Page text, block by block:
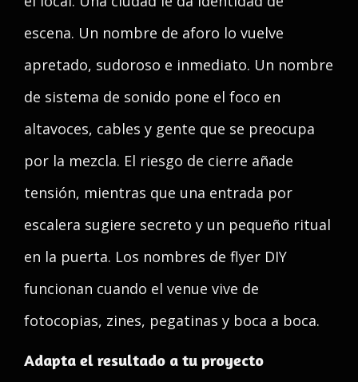
escena. Un nombre de aforo lo vuelve
apretado, sudoroso e inmediato. Un nombre
de sistema de sonido pone el foco en
altavoces, cables y gente que se preocupa
por la mezcla. El riesgo de cierre añade
tensión, mientras que una entrada por
escalera sugiere secreto y un pequeño ritual
en la puerta. Los nombres de flyer DIY
funcionan cuando el venue vive de
fotocopias, zines, pegatinas y boca a boca.
Adapta el resultado a tu proyecto